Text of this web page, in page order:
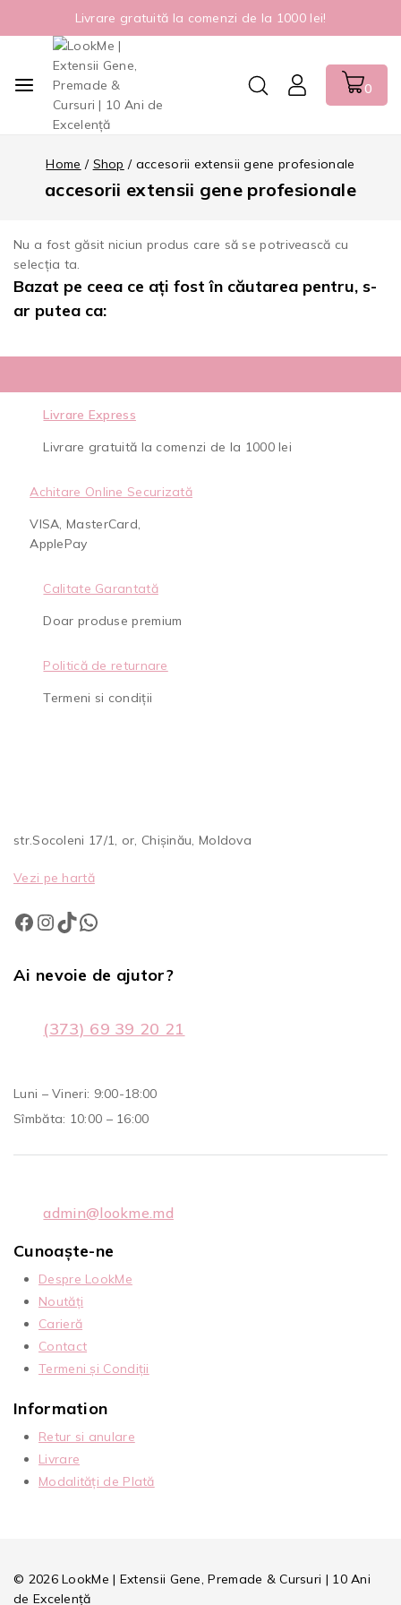
Livrare gratuită la comenzi de la 1000 lei!
0
Home / Shop / accesorii extensii gene profesionale
accesorii extensii gene profesionale
Nu a fost găsit niciun produs care să se potrivească cu
selecția ta.
Bazat pe ceea ce ați fost în căutarea pentru, s-
ar putea ca:
Livrare Express
Livrare gratuită la comenzi de la 1000 lei
Achitare Online Securizată
VISA, MasterCard,
ApplePay
Calitate Garantată
Doar produse premium
Politică de returnare
Termeni si condiții
str.Socoleni 17/1, or, Chișinău, Moldova
Vezi pe hartă
Ai nevoie de ajutor?
(373) 69 39 20 21
Luni – Vineri: 9:00-18:00
Sîmbăta: 10:00 – 16:00
admin@lookme.md
Cunoaște-ne
Despre LookMe
Noutăți
Carieră
Contact
Termeni și Condiții
Information
Retur si anulare
Livrare
Modalități de Plată
© 2026 LookMe | Extensii Gene, Premade & Cursuri | 10 Ani
de Excelență